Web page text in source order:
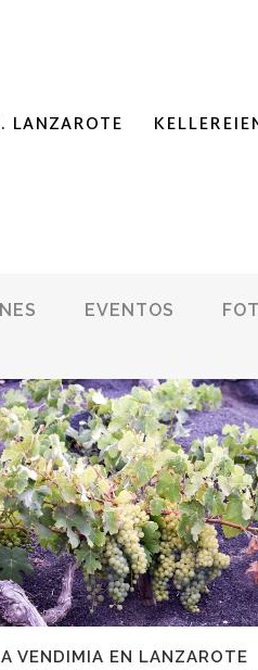
LANZAROTE
EVENTOS
VENDIMIA EN LANZAROTE